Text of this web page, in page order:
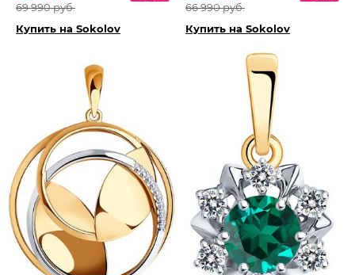
69 990 руб.
Купить на Sokolov
66 990 руб.
Купить на Sokolov